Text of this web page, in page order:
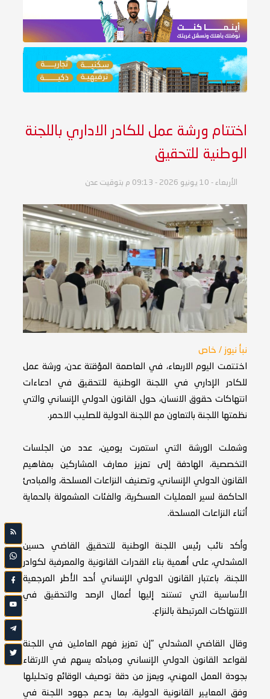
اختتام ورشة عمل للكادر الاداري باللجنة
الوطنية للتحقيق
الأربعاء - 10 يونيو 2026 - 09:13 م بتوقيت عدن
نبأ نيوز / خاص
اختتمت اليوم الاربعاء، في العاصمة المؤقتة عدن، ورشة عمل
للكادر الإداري في اللجنة الوطنية للتحقيق في ادعاءات
انتهاكات حقوق الانسان، حول القانون الدولي الإنساني والتي
نظمتها اللجنة بالتعاون مع اللجنة الدولية للصليب الاحمر.
وشملت الورشة التي استمرت يومين، عدد من الجلسات
التخصصية، الهادفة إلى تعزيز معارف المشاركين بمفاهيم
القانون الدولي الإنساني، وتصنيف النزاعات المسلحة، والمبادئ
الحاكمة لسير العمليات العسكرية، والفئات المشمولة بالحماية
أثناء النزاعات المسلحة.
وأكد نائب رئيس اللجنة الوطنية للتحقيق القاضي حسين
المشدلي، على أهمية بناء القدرات القانونية والمعرفية لكوادر
اللجنة، باعتبار القانون الدولي الإنساني أحد الأطر المرجعية
الأساسية التي تستند إليها أعمال الرصد والتحقيق في
الانتهاكات المرتبطة بالنزاع.
وقال القاضي المشدلي "إن تعزيز فهم العاملين في اللجنة
لقواعد القانون الدولي الإنساني ومبادئه يسهم في الارتقاء
بجودة العمل المهني، ويعزز من دقة توصيف الوقائع وتحليلها
وفق المعايير القانونية الدولية، بما يدعم جهود اللجنة في